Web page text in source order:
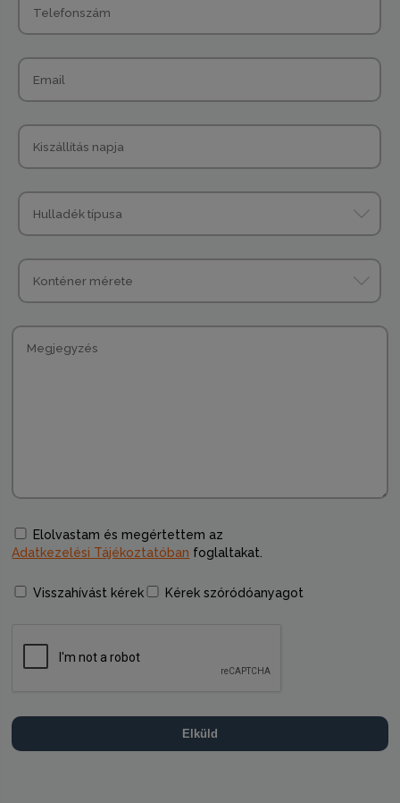
Elolvastam és megértettem az
Adatkezelési Tájékoztatóban foglaltakat.
Visszahívást kérek Kérek szóródóanyagot
Elküld